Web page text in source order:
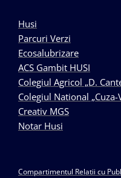
Husi
Parcuri Verzi
Ecosalubrizare
ACS Gambit HUSI
Colegiul Agricol „D.
Colegiul National „Cuza-
Creativ MGS
Notar Husi
Compartimentul Relatii cu